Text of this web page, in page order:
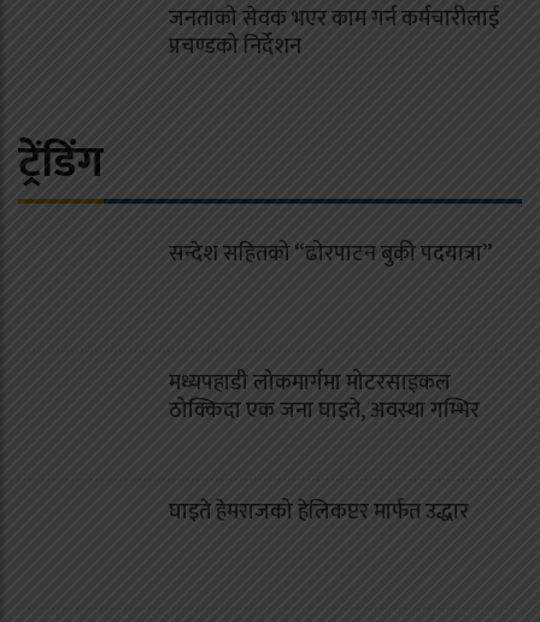
जनताको सेवक भएर काम गर्न कर्मचारीलाई
प्रचण्डको निर्देशन
ट्रेंडिंग
सन्देश सहितको “ढोरपाटन बुकी पदयात्रा”
मध्यपहाडी लोकमार्गमा मोटरसाइकल
ठोक्किदा एक जना घाइते, अवस्था गम्भिर
घाइते हेमराजको हेलिकप्टर मार्फत उद्धार